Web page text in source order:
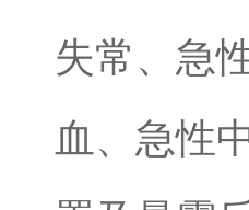
失常、急
血、急性